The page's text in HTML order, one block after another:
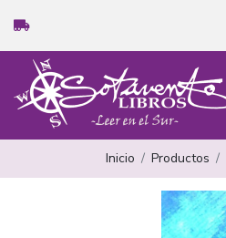
Inicio Productos